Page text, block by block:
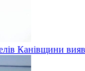
Канівщини